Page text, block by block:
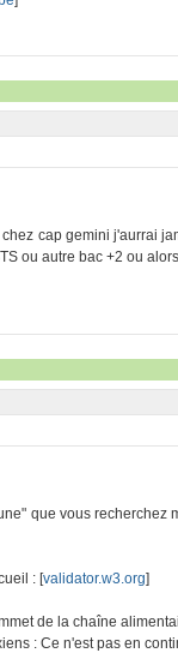
cap gemini j'aurrai
ou autre bac +2 ou
que vous
: [validator.w3.org]
de la chaîne
: Ce n'est pas en